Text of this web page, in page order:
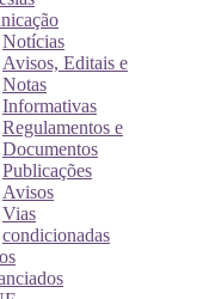
Notícias
Avisos, Editais e
Notas
Informativas
Regulamentos e
Documentos
Publicações
Avisos
Vias
condicionadas